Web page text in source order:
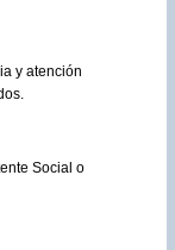
y atención
Social o